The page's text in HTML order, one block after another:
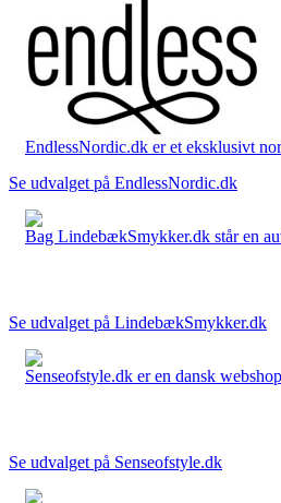
EndlessNordic.dk er et eksklusivt
Se udvalget på EndlessNordic.dk
Bag LindebækSmykker.dk står en
Se udvalget på LindebækSmykker.dk
Senseofstyle.dk er en dansk
Se udvalget på Senseofstyle.dk